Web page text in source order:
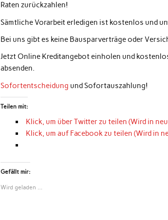
Raten zurückzahlen!
Sämtliche Vorarbeit erledigen ist kostenlos und
Bei uns gibt es keine Bausparverträge oder
Jetzt Online Kreditangebot einholen und
absenden.
Sofortentscheidung und Sofortauszahlung!
Teilen mit:
Klick, um über Twitter zu teilen (Wird in
Klick, um auf Facebook zu teilen (Wird in
Gefällt mir:
Wird geladen …